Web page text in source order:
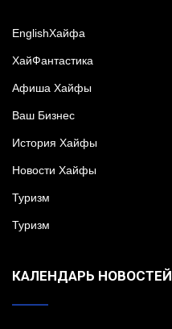
EnglishХайфа
XайФантастика
Афиша Хайфы
Ваш Бизнес
История Хайфы
Новости Хайфы
Туризм
Туризм
КАЛЕНДАРЬ НОВОСТЕЙ